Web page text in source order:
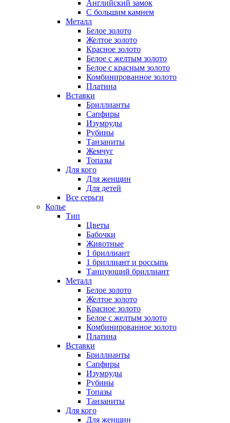
Английский замок
С большим камнем
Металл
Белое золото
Желтое золото
Красное золото
Белое с желтым золото
Белое с красным золото
Комбинированное золото
Платина
Вставки
Бриллианты
Сапфиры
Изумруды
Рубины
Танзаниты
Жемчуг
Топазы
Для кого
Для женщин
Для детей
Все серьги
Колье
Тип
Цветы
Бабочки
Животные
1 бриллиант
1 бриллиант и россыпь
Танцующий бриллиант
Металл
Белое золото
Желтое золото
Красное золото
Белое с желтым золото
Комбинированное золото
Платина
Вставки
Бриллианты
Сапфиры
Изумруды
Рубины
Топазы
Танзаниты
Для кого
Для женщин